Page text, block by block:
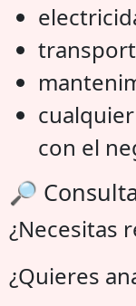
con el
🔎
¿Necesitas
¿Quieres